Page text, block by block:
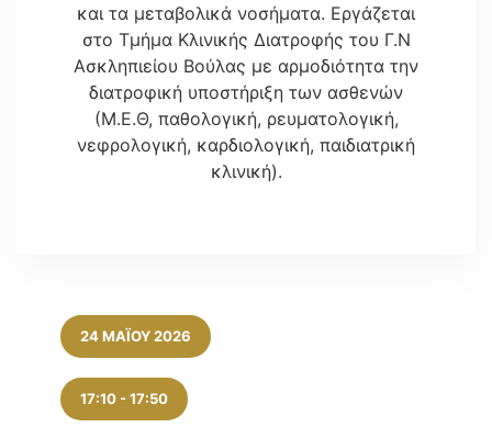
και τα μεταβολικά νοσήματα. Εργάζεται
στο Τμήμα Κλινικής Διατροφής του Γ.Ν
Ασκληπιείου Βούλας με αρμοδιότητα την
διατροφική υποστήριξη των ασθενών
(Μ.Ε.Θ, παθολογική, ρευματολογική,
νεφρολογική, καρδιολογική, παιδιατρική
κλινική).
24 ΜΑΪ́ΟΥ 2026
17:10 -17:50